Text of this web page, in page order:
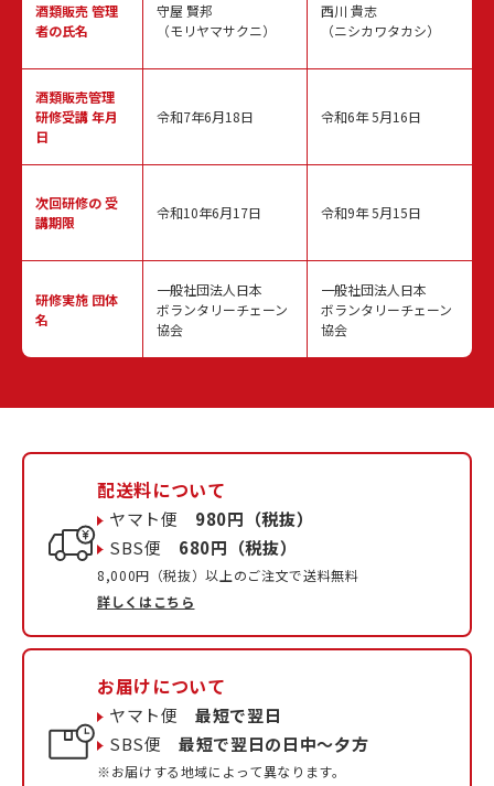
酒類販売管理
者の氏名
酒類販売管理
研修受講 年月
日
次回研修の受
講期限
研修実施 団体
名
守屋 賢邦
（モリヤマサクニ）
令和7年6月18日
令和10年6月17日
一般社団法人日本
ボランタリーチェーン
協会
西川 貴志
（ニシカワタカシ）
令和6年 5月16日
令和9年 5月15日
一般社団法人日本
ボランタリーチェーン
協会
配送料について
ヤマト便 980円（税抜）
SBS便 680円（税抜）
8,000円（税抜）以上のご注文で送料無料
詳しくはこちら
お届けについて
ヤマト便最短で翌日
SBS便最短で翌日の日中〜夕方
※お届けする地域によって異なります。